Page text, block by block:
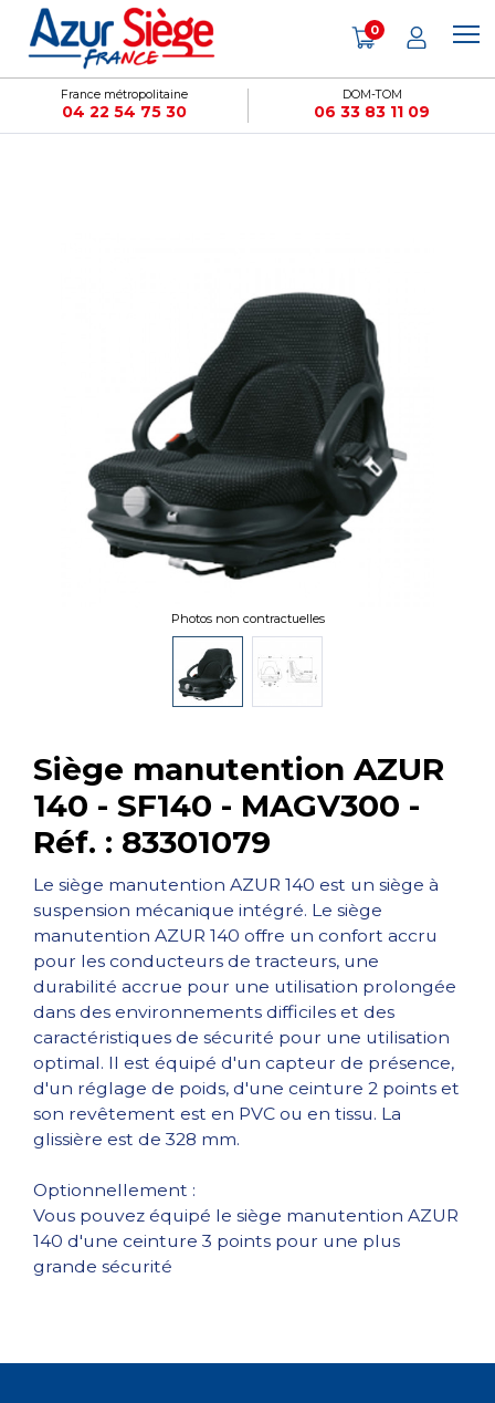
France métropolitaine
04 22 54 75 30
DOM-TOM
06 33 83 11 09
0
Siège manutention AZUR
140 - SF140 - MAGV300 -
Réf. : 83301079
Le siège manutention AZUR 140 est un siège à
suspension mécanique intégré. Le siège
manutention AZUR 140 offre un confort accru
pour les conducteurs de tracteurs, une
durabilité accrue pour une utilisation prolongée
dans des environnements difficiles et des
caractéristiques de sécurité pour une utilisation
optimal. Il est équipé d'un capteur de présence,
d'un réglage de poids, d'une ceinture 2 points et
son revêtement est en PVC ou en tissu. La
glissière est de 328 mm.
Optionnellement :
Vous pouvez équipé le siège manutention AZUR
140 d'une ceinture 3 points pour une plus
grande sécurité
Photos non contractuelles
Panneau de gestion des cookies